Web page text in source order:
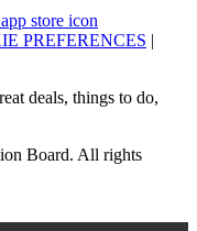
PREFERENCES |
deals, things to do,
Board. All rights